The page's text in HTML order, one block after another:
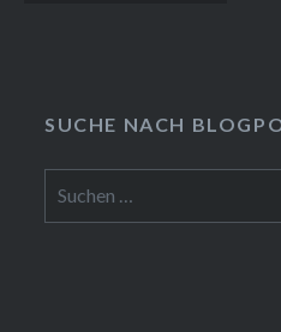
SUCHE NACH
nach: